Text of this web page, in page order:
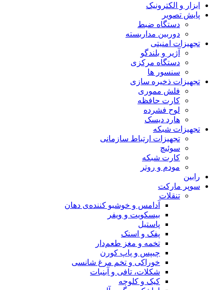
ابزار و الکترونیک
پایش تصویر
دستگاه ضبط
دوربین مداربسته
تجهیزات امنیتی
آژیر و بلندگو
دستگاه مرکزی
سنسور ها
تجهیزات ذخیره سازی
فلش مموری
کارت حافظه
لوح فشرده
هارد دیسک
تجهیزات شبکه
تجهیزات ارتباط سازمانی
سوئیچ
کارت شبکه
مودم و روتر
رابین
سوپر مارکت
تنقلات
آدامس و خوشبو کننده‌ی دهان
بیسکویت و ویفر
پاستیل
پفک و اسنک
تخمه و مغز طعم‌دار
چیپس و پاپ کورن
خوراکی و تخم مرغ شانسی
شکلات، تافی و آبنبات
کیک و کلوچه